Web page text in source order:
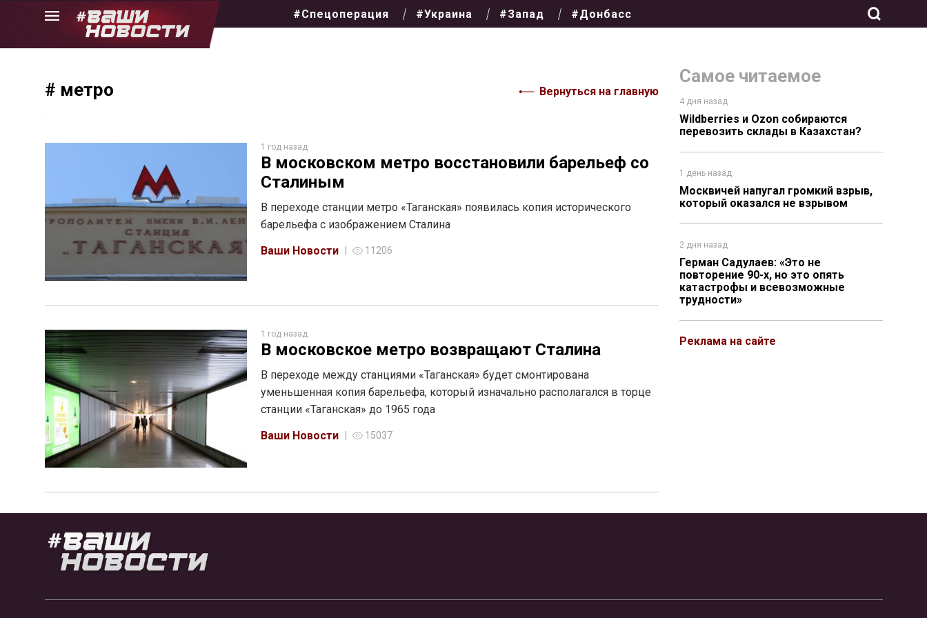
Skip
#Спецоперация #Украина #Запад #Донбасс
# метро Вернуться на главную
1 год назад
В московском метро восстановили барельеф со
Сталиным
В переходе станции метро «Таганская» появилась копия исторического
барельефа с изображением Сталина
Ваши Новости
11206
1 год назад
В московское метро возвращают Сталина
В переходе между станциями «Таганская» будет смонтирована
уменьшенная копия барельефа, который изначально располагался в торце
станции «Таганская» до 1965 года
Ваши Новости
15037
Самое читаемое
4 дня назад
Wildberries и Ozon собираются
перевозить склады в Казахстан?
1 день назад
Москвичей напугал громкий взрыв,
который оказался не взрывом
2 дня назад
Герман Садулаев: «Это не
повторение 90-х, но это опять
катастрофы и всевозможные
трудности»
Реклама на сайте